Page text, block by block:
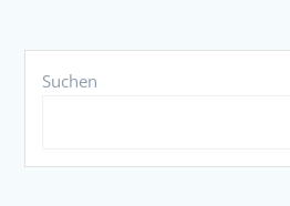
Suchen